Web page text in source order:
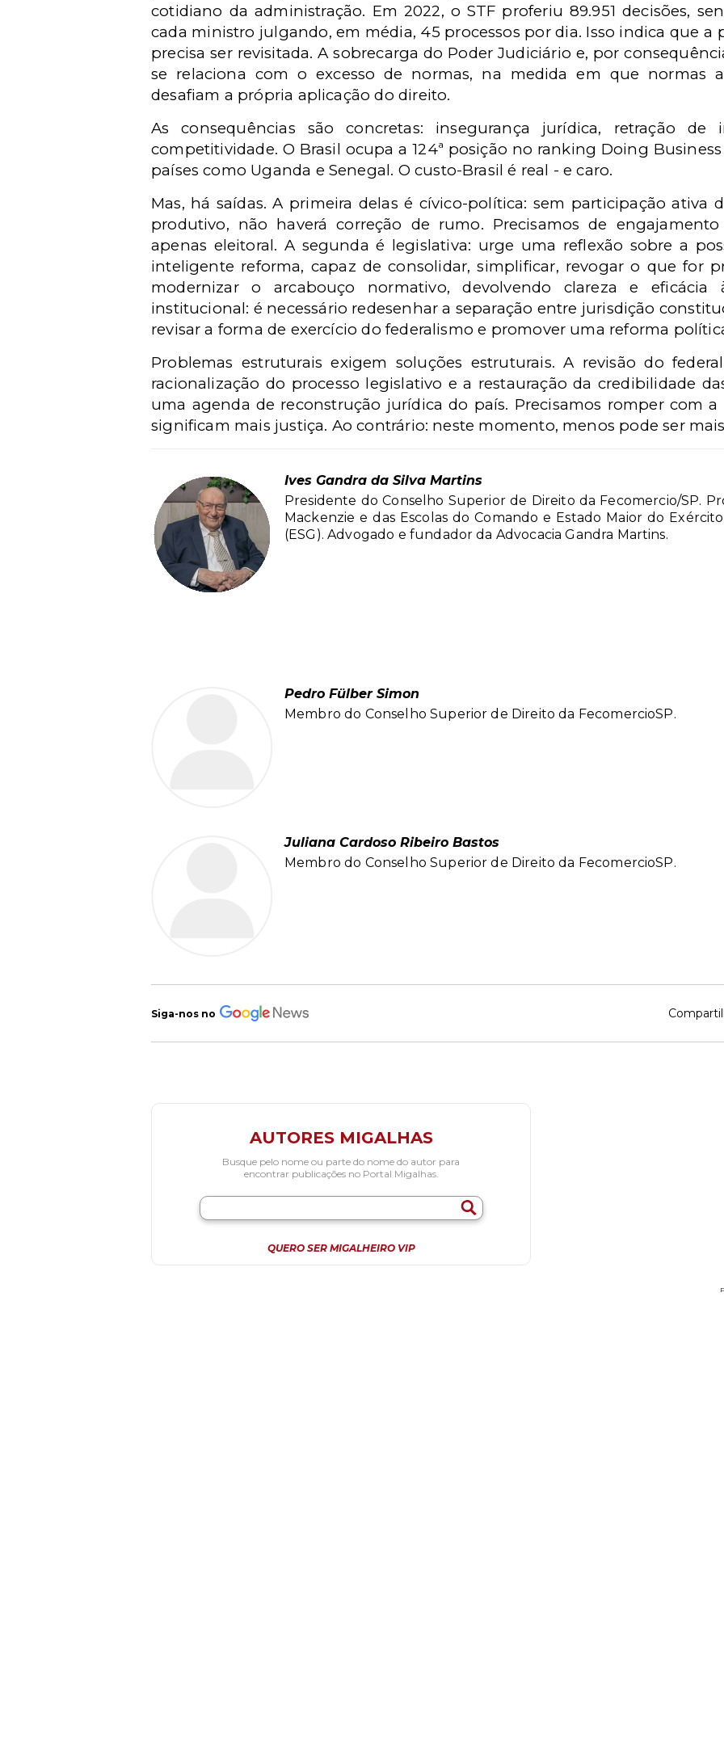
cotidiano da administração. Em 2022, o STF proferiu 89.951 decisões,
cada ministro julgando, em média, 45 processos por dia. Isso indica que a
precisa ser revisitada. A sobrecarga do Poder Judiciário e, por
se relaciona com o excesso de normas, na medida em que normas
desafiam a própria aplicação do direito.
As consequências são concretas: insegurança jurídica, retração
competitividade. O Brasil ocupa a 124ª posição no ranking Doing
países como Uganda e Senegal. O custo-Brasil é real - e caro.
Mas, há saídas. A primeira delas é cívico-política: sem participação ativa
produtivo, não haverá correção de rumo. Precisamos de
apenas eleitoral. A segunda é legislativa: urge uma reflexão sobre a
inteligente reforma, capaz de consolidar, simplificar, revogar o que for
modernizar o arcabouço normativo, devolvendo clareza e
institucional: é necessário redesenhar a separação entre jurisdição
revisar a forma de exercício do federalismo e promover uma reforma
Problemas estruturais exigem soluções estruturais. A revisão do
racionalização do processo legislativo e a restauração da credibilidade
uma agenda de reconstrução jurídica do país. Precisamos romper com
significam mais justiça. Ao contrário: neste momento, menos pode ser
Ives Gandra da Silva Martins
Presidente do Conselho Superior de Direito da Fecomercio/SP.
Mackenzie e das Escolas do Comando e Estado Maior do
(ESG). Advogado e fundador da Advocacia Gandra Martins.
Pedro Fülber Simon
Membro do Conselho Superior de Direito da FecomercioSP.
Juliana Cardoso Ribeiro Bastos
Membro do Conselho Superior de Direito da FecomercioSP.
Siga-nos no
AUTORES MIGALHAS
Busque pelo nome ou parte do nome do autor para
encontrar publicações no Portal Migalhas.
QUERO SER MIGALHEIRO VIP